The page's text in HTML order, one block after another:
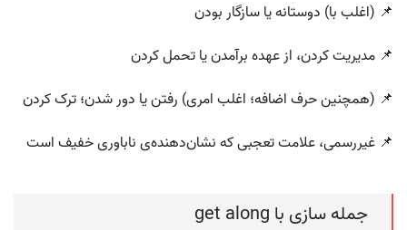
📌 (اغلب با) دوستانه یا سازگار بودن
📌 مدیریت کردن، از عهده برآمدن یا تحمل کردن
📌 (همچنین حرف اضافه؛ اغلب امری) رفتن یا دور شدن؛ ترک کردن
📌 غیررسمی، علامت تعجبی که نشان‌دهنده‌ی ناباوری خفیف است
جمله سازی با get along